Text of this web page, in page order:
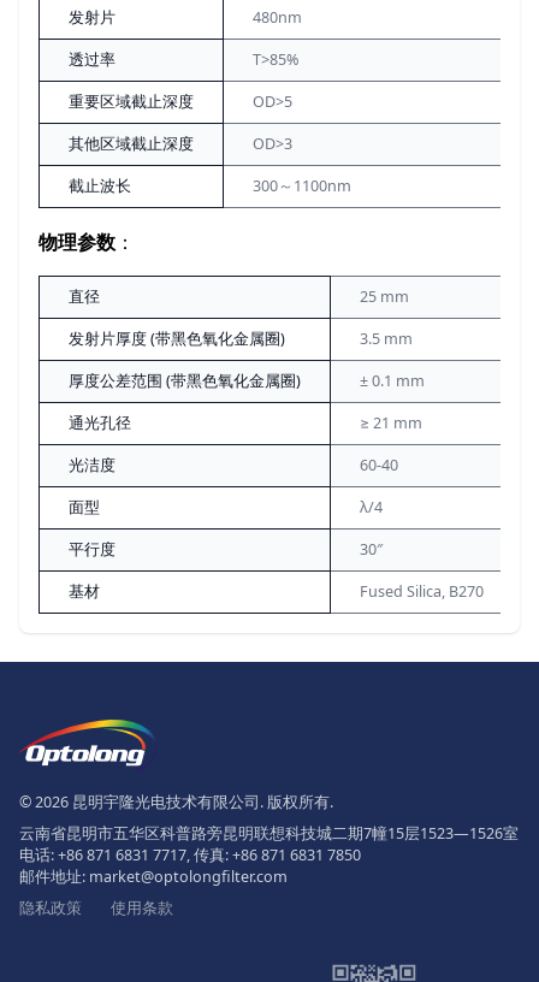
发射片 480nm
透过率 T>85%
重要区域截止深度 OD>5
其他区域截止深度 OD>3
截止波长 300～1100nm
物理参数 ：
直径 25 mm
发射片厚度 (带黑色氧化金属圈) 3.5 mm
厚度公差范围 (带黑色氧化金属圈) ± 0.1 mm
通光孔径 ≥ 21 mm
光洁度 60-40
面型 λ/4
平行度 30″
基材 Fused Silica, B270
The Logo of Optolong Optics Co.,
© 2026 昆明宇隆光电技术有限公司. 版权所有.
云南省昆明市五华区科普路旁昆明联想科技城二期7幢15层1523—1526室
电话:+86 871 6831 7717, 传真:+86 871 6831 7850
邮件地址: market@optolongfilter.com
隐私政策
使用条款
微信